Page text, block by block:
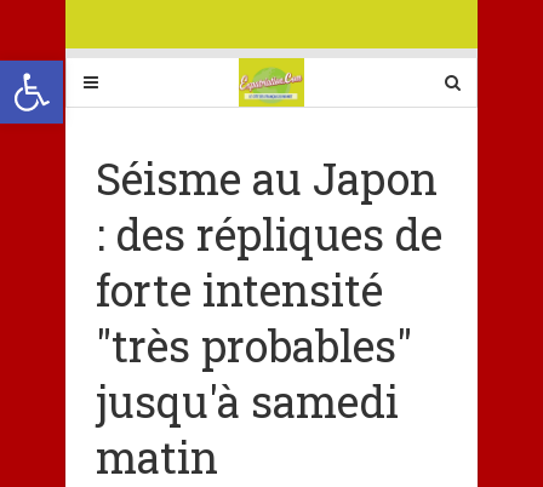
Ouvrir la barre d’outils
Séisme au Japon
: des répliques de
forte intensité
"très probables"
jusqu'à samedi
matin